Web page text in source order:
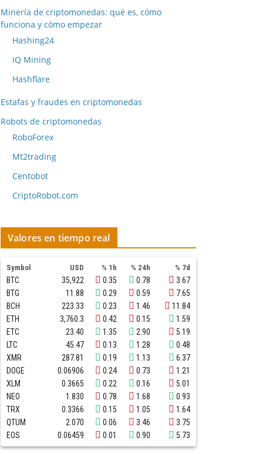
Minería de criptomonedas: qué es, cómo
funciona y cómo empezar
Hashing24
IQ Mining
Hashflare
Estafas y fraudes en criptomonedas
Robots de criptomonedas
RoboForex
Mt2trading
Centobot
CriptoRobot.com
Valores en tiempo real
Symbol USD % 1h % 24h % 7d
BTC 35,922 0.35 0.78
3.67
BTG
11.88 0.29 0.59
7.65
BCH
223.33 0.23 1.46
11.84
ETH
3,760.3 0.42 0.15
1.59
ETC
23.40 1.35 2.90
5.19
LTC
45.47 0.13 1.28
0.48
XMR
287.81 0.19 1.13
6.37
DOGE
0.06906 0.24 0.73
1.21
XLM
0.3665 0.22 0.16
5.01
NEO
1.830 0.78 1.68
0.93
TRX
0.3366 0.15 1.05
1.64
QTUM
2.070 0.06 3.46
3.75
EOS
0.06459 0.01 0.90 5.73